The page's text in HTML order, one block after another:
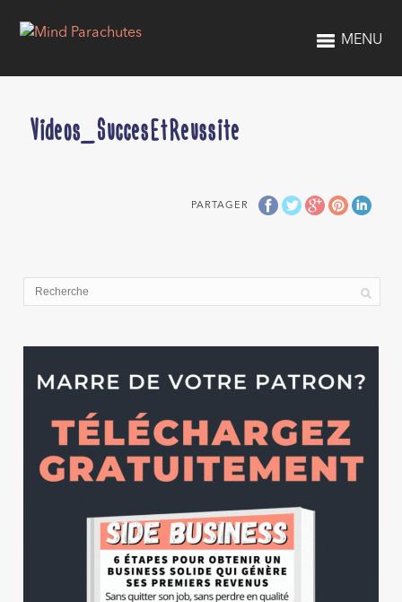
MENU
Videos_SuccesEtReussite
PARTAGER